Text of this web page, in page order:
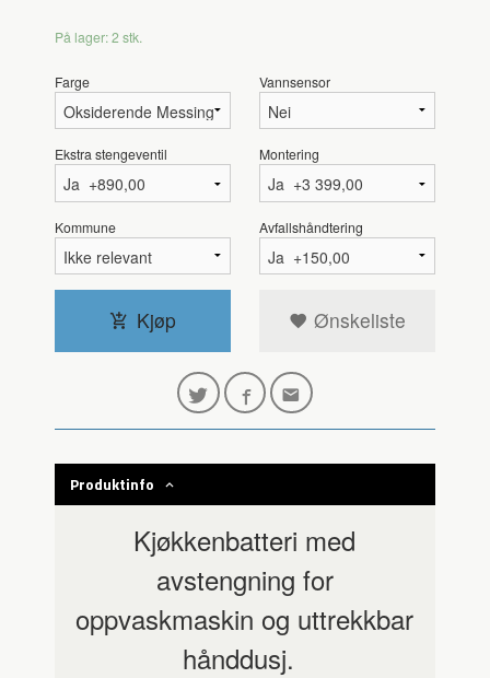
På lager: 2 stk.
Farge Vannsensor
Ekstra stengeventil Montering
Kommune Avfallshåndtering
Kjøp Ønskeliste
Produktinfo
Kjøkkenbatteri med
avstengning for
oppvaskmaskin og uttrekkbar
hånddusj.